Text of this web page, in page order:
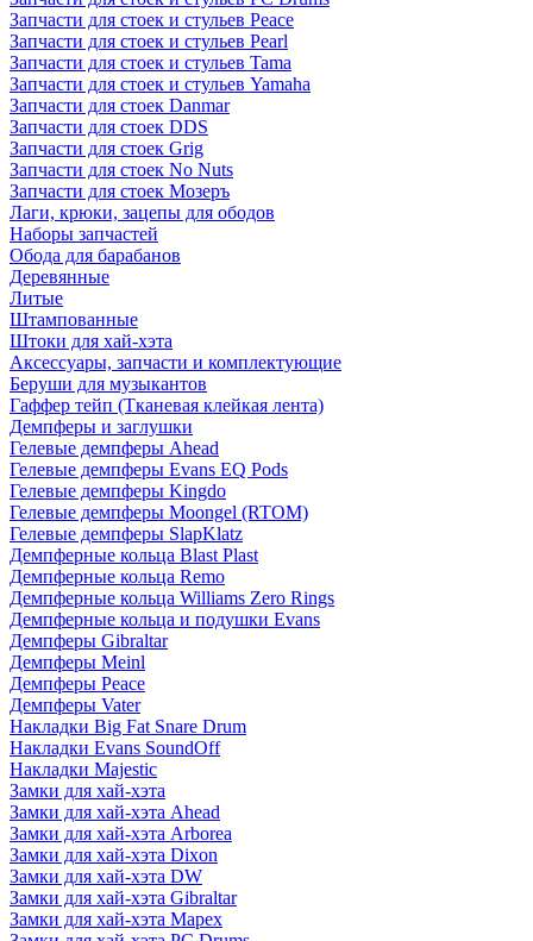
Запчасти для стоек и стульев Peace
Запчасти для стоек и стульев Pearl
Запчасти для стоек и стульев Tama
Запчасти для стоек и стульев Yamaha
Запчасти для стоек Danmar
Запчасти для стоек DDS
Запчасти для стоек Grig
Запчасти для стоек No Nuts
Запчасти для стоек Мозеръ
Лаги, крюки, зацепы для ободов
Наборы запчастей
Обода для барабанов
Деревянные
Литые
Штампованные
Штоки для хай-хэта
Аксессуары, запчасти и комплектующие
Беруши для музыкантов
Гаффер тейп (Тканевая клейкая лента)
Демпферы и заглушки
Гелевые демпферы Ahead
Гелевые демпферы Evans EQ Pods
Гелевые демпферы Kingdo
Гелевые демпферы Moongel (RTOM)
Гелевые демпферы SlapKlatz
Демпферные кольца Blast Plast
Демпферные кольца Remo
Демпферные кольца Williams Zero Rings
Демпферные кольца и подушки Evans
Демпферы Gibraltar
Демпферы Meinl
Демпферы Peace
Демпферы Vater
Накладки Big Fat Snare Drum
Накладки Evans SoundOff
Накладки Majestic
Замки для хай-хэта
Замки для хай-хэта Ahead
Замки для хай-хэта Arborea
Замки для хай-хэта Dixon
Замки для хай-хэта DW
Замки для хай-хэта Gibraltar
Замки для хай-хэта Mapex